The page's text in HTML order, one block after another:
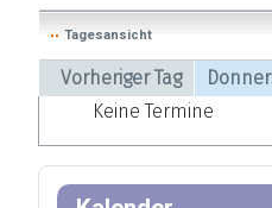
Tagesansicht
Vorheriger Tag
Keine Termine